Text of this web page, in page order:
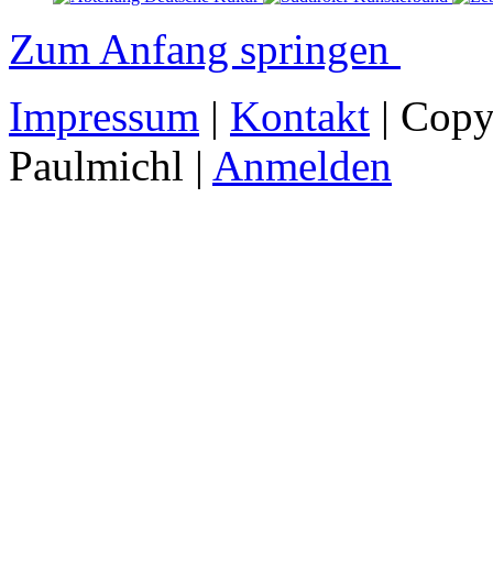
Zum Anfang springen
Impressum | Kontakt |
Paulmichl | Anmelden